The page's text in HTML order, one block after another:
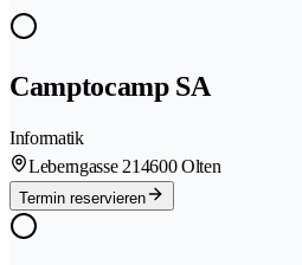
Camptocamp SA
Informatik
Leberngasse 214600 Olten
Termin reservieren